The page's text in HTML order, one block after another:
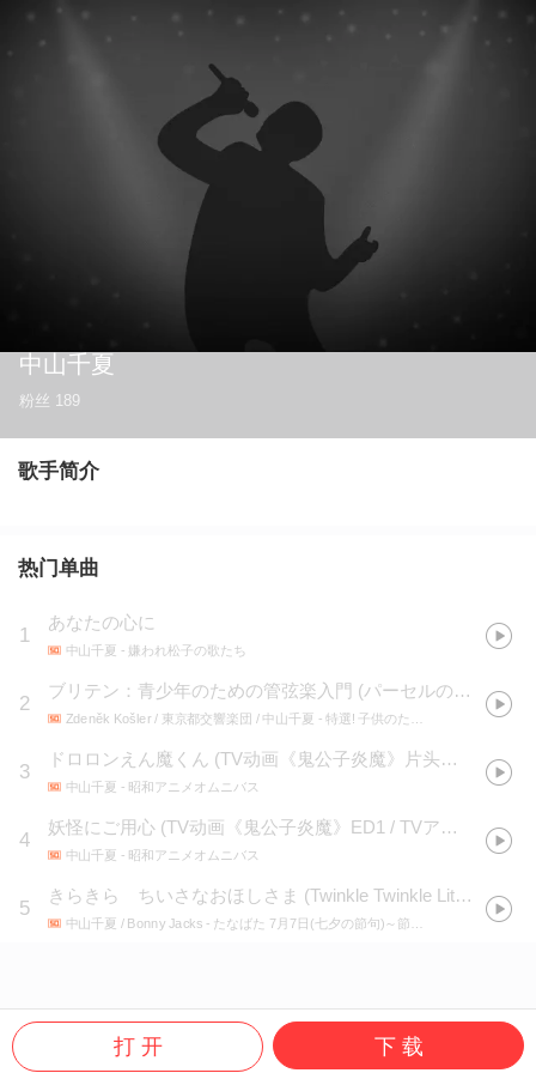
中山千夏
粉丝 189
歌手简介
热门单曲
1
あなたの心に
中山千夏 - 嫌われ松子の歌たち
2
ブリテン：青少年のための管弦楽入門 (パーセルの主題による変奏曲とフーガ) ご案内
Zdeněk Košler / 東京都交響楽団 / 中山千夏 - 特選! 子供のためのオーケストラ入門 & ポップス・コンサート
3
ドロロンえん魔くん (TV动画《鬼公子炎魔》片头曲 / TVアニメ「ドロロンえん魔くん」OPテーマ
中山千夏 - 昭和アニメオムニバス
4
妖怪にご用心 (TV动画《鬼公子炎魔》ED1 / TVアニメ「ドロロンえん魔くん」ED1テーマ
中山千夏 - 昭和アニメオムニバス
5
きらきら ちいさなおほしさま (Twinkle Twinkle Little Star(Japanese)
中山千夏 / Bonny Jacks - たなばた 7月7日(七夕の節句)～節句や行事に聞きたい音楽まとめ♪～
打 开 下 载